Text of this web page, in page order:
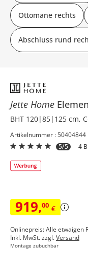
Jette Home
BHT 120|85|125 cm,
Artikelnummer : 50404844
5/5
4
919,00 €
Onlinepreis: Alle etwaigen
Inkl. MwSt. zzgl.Versand
Montage zubuchbar
Ottomane rechts
Abschluss rund